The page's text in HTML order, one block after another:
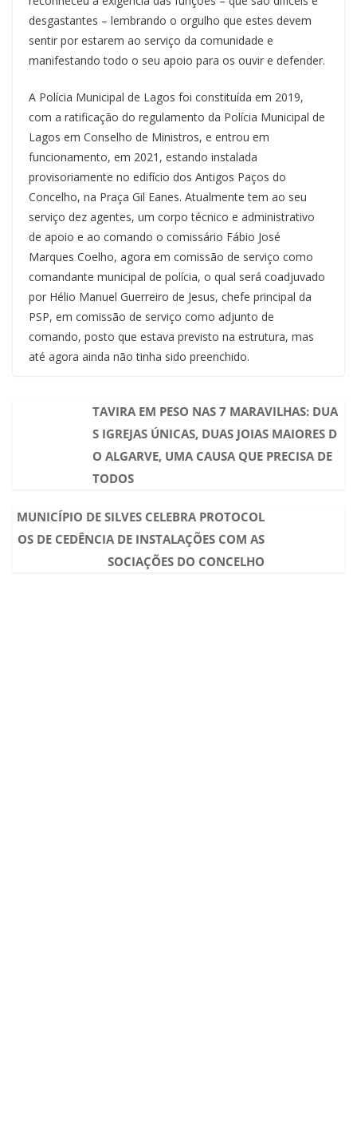
desgastantes – lembrando o orgulho que estes devem
sentir por estarem ao serviço da comunidade e
manifestando todo o seu apoio para os ouvir e defender.
A Polícia Municipal de Lagos foi constituída em 2019,
com a ratificação do regulamento da Polícia Municipal de
Lagos em Conselho de Ministros, e entrou em
funcionamento, em 2021, estando instalada
provisoriamente no edifício dos Antigos Paços do
Concelho, na Praça Gil Eanes. Atualmente tem ao seu
serviço dez agentes, um corpo técnico e administrativo
de apoio e ao comando o comissário Fábio José
Marques Coelho, agora em comissão de serviço como
comandante municipal de polícia, o qual será coadjuvado
por Hélio Manuel Guerreiro de Jesus, chefe principal da
PSP, em comissão de serviço como adjunto de
comando, posto que estava previsto na estrutura, mas
até agora ainda não tinha sido preenchido.
TAVIRA EM PESO NAS 7 MARAVILHAS: DUA
S IGREJAS ÚNICAS, DUAS JOIAS MAIORES D
O ALGARVE, UMA CAUSA QUE PRECISA DE
TODOS
MUNICÍPIO DE SILVES CELEBRA PROTOCOL
OS DE CEDÊNCIA DE INSTALAÇÕES COM AS
SOCIAÇÕES DO CONCELHO